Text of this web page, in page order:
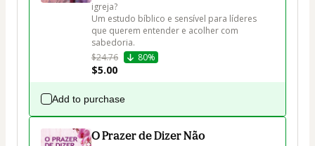
igreja?
Um estudo bíblico e sensível para líderes
que querem entender e acolher com
sabedoria.
$24.76
80%
$5.00
Add to purchase
O Prazer de Dizer Não